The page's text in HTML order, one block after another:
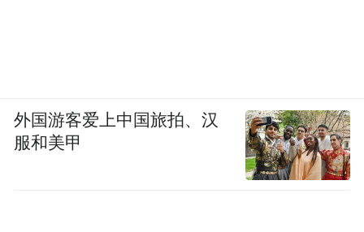
外国游客爱上中国旅拍、汉
服和美甲